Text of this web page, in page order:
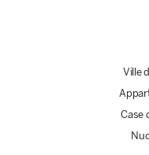
Ville
Case